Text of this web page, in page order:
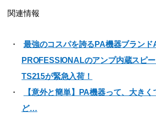
関連情報
最強のコスパを誇るPA機器ブランド
PROFESSIONALのアンプ内蔵スピ
TS215が緊急入荷！
【意外と簡単】PA機器って、大き
ど…